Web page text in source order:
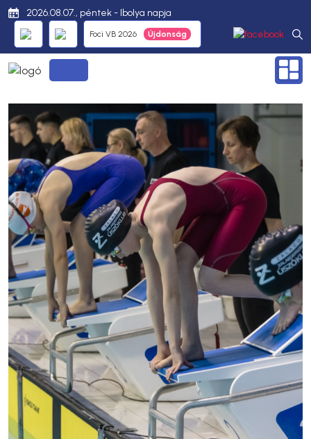
2026.08.07., péntek - Ibolya napja
Foci VB 2026